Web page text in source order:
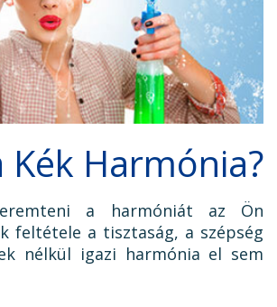
Kék Harmónia?
a harmóniát az Ön
feltétele a tisztaság, a szépség
nélkül igazi harmónia el sem